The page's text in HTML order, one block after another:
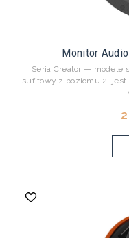
Monitor Audio
Seria Creator —
sufitowy z poziomu 2.